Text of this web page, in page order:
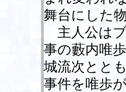
舞台にした
主人公は
事の藪内唯
城流次とと
事件を唯歩